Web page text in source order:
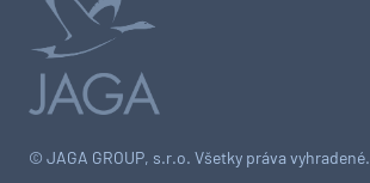
© JAGA GROUP, s.r.o. Všetky práva vyhradené.